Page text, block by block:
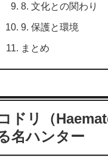
8. 文化との関わり
9. 保護と環境
まとめ
ドリ（
名ハンター